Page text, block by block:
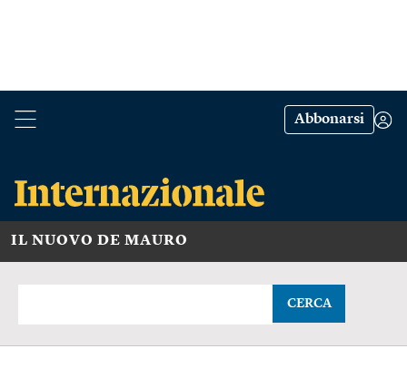
Abbonarsi
IL NUOVO DE MAURO
CERCA